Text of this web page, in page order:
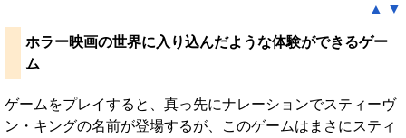
▲ ▼
ホラー映画の世界に入り込んだような体験ができるゲー
ム
ゲームをプレイすると、真っ先にナレーションでスティーヴ
ン・キングの名前が登場するが、このゲームはまさにスティ